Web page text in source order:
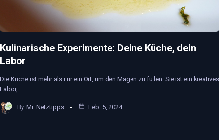
Kulinarische Experimente: Deine Küche, dein
Labor
Die Küche ist mehr als nur ein Ort, um den Magen zu füllen. Sie ist ein kreatives
Labor,…
By Mr. Netztipps Feb. 5, 2024